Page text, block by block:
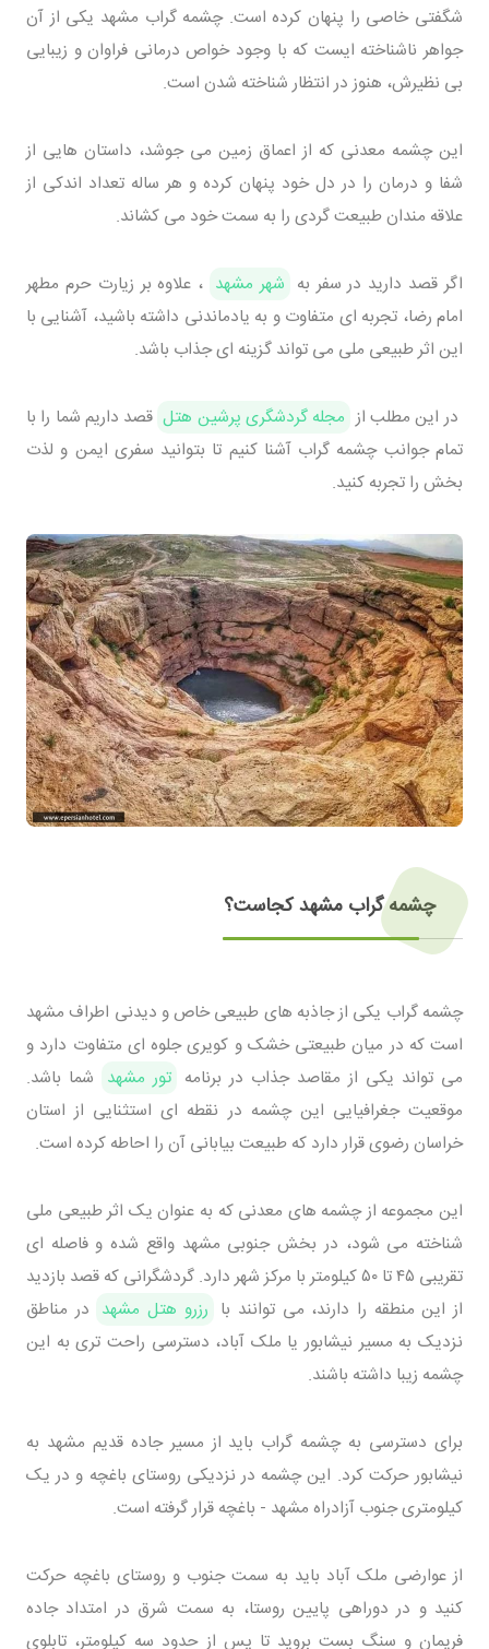
شگفتی خاصی را پنهان کرده است. چشمه گراب مشهد یکی از آن
جواهر ناشناخته ایست که با وجود خواص درمانی فراوان و زیبایی
بی نظیرش، هنوز در انتظار شناخته شدن است.
این چشمه معدنی که از اعماق زمین می جوشد، داستان هایی از
شفا و درمان را در دل خود پنهان کرده و هر ساله تعداد اندکی از
علاقه مندان طبیعت گردی را به سمت خود می کشاند.
اگر قصد دارید در سفر به شهر مشهد ، علاوه بر زیارت حرم مطهر
امام رضا، تجربه ای متفاوت و به یادماندنی داشته باشید، آشنایی با
این اثر طبیعی ملی می تواند گزینه ای جذاب باشد.
در این مطلب از مجله گردشگری پرشین هتل قصد داریم شما را با
تمام جوانب چشمه گراب آشنا کنیم تا بتوانید سفری ایمن و لذت
بخش را تجربه کنید.
چشمه گراب مشهد کجاست؟
چشمه گراب یکی از جاذبه های طبیعی خاص و دیدنی اطراف مشهد
است که در میان طبیعتی خشک و کویری جلوه ای متفاوت دارد و
می تواند یکی از مقاصد جذاب در برنامه تور مشهد شما باشد.
موقعیت جغرافیایی این چشمه در نقطه ای استثنایی از استان
خراسان رضوی قرار دارد که طبیعت بیابانی آن را احاطه کرده است.
این مجموعه از چشمه های معدنی که به عنوان یک اثر طبیعی ملی
شناخته می شود، در بخش جنوبی مشهد واقع شده و فاصله ای
تقریبی ۴۵ تا ۵۰ کیلومتر با مرکز شهر دارد. گردشگرانی که قصد بازدید
از این منطقه را دارند، می توانند با رزرو هتل مشهد در مناطق
نزدیک به مسیر نیشابور یا ملک آباد، دسترسی راحت تری به این
چشمه زیبا داشته باشند.
برای دسترسی به چشمه گراب باید از مسیر جاده قدیم مشهد به
نیشابور حرکت کرد. این چشمه در نزدیکی روستای باغچه و در یک
کیلومتری جنوب آزادراه مشهد - باغچه قرار گرفته است.
از عوارضی ملک آباد باید به سمت جنوب و روستای باغچه حرکت
کنید و در دوراهی پایین روستا، به سمت شرق در امتداد جاده
فریمان و سنگ بست بروید تا پس از حدود سه کیلومتر، تابلوی